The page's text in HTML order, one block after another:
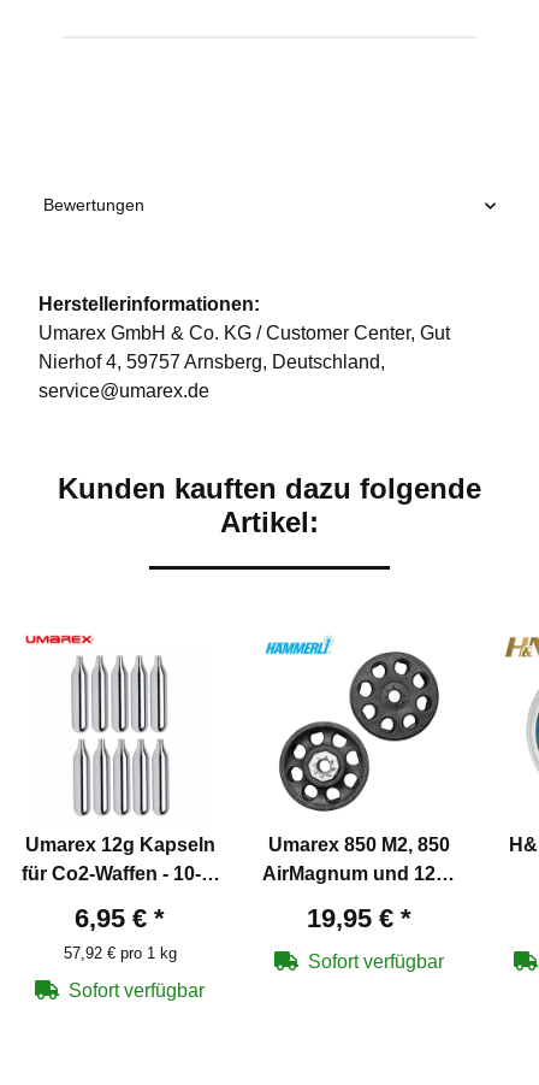
Bewertungen
Herstellerinformationen:
Umarex GmbH & Co. KG / Customer Center, Gut
Nierhof 4, 59757 Arnsberg, Deutschland,
service@umarex.de
Kunden kauften dazu folgende
Artikel:
Umarex 12g Kapseln
für Co2-Waffen - 10-er
6,95 € *
57,92 € pro 1 kg
Sofort verfügbar
Umarex 850 M2, 850
AirMagnum und 1250
Trommelmagazine 4,5
mm
19,95 € *
Sofort verfügbar